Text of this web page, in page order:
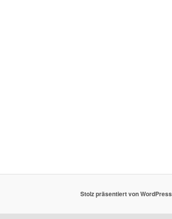
Stolz präsentiert von WordPress